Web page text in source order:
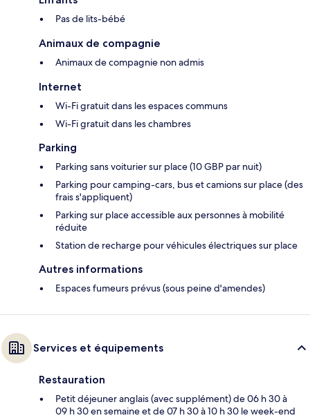
Pas de lits-bébé
Animaux de compagnie
Animaux de compagnie non admis
Internet
Wi-Fi gratuit dans les espaces communs
Wi-Fi gratuit dans les chambres
Parking
Parking sans voiturier sur place (10 GBP par nuit)
Parking pour camping-cars, bus et camions sur place (des
frais s'appliquent)
Parking sur place accessible aux personnes à mobilité
réduite
Station de recharge pour véhicules électriques sur place
Autres informations
Espaces fumeurs prévus (sous peine d'amendes)
Services et équipements
Restauration
Petit déjeuner anglais (avec supplément) de 06 h 30 à
09 h 30 en semaine et de 07 h 30 à 10 h 30 le week-end